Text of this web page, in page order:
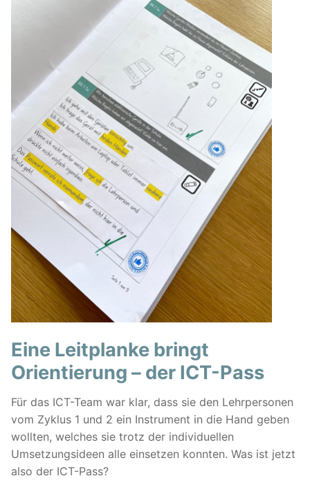
Eine Leitplanke bringt
Orientierung – der ICT-Pass
Für das ICT-Team war klar, dass sie den Lehrpersonen
vom Zyklus 1 und 2 ein Instrument in die Hand geben
wollten, welches sie trotz der individuellen
Umsetzungsideen alle einsetzen konnten. Was ist jetzt
also der ICT-Pass?